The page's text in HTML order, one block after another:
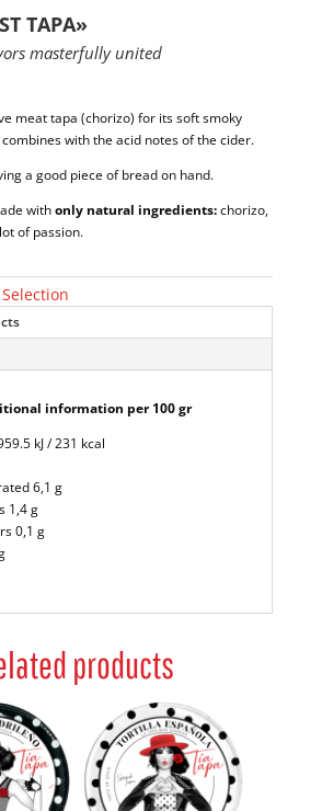
TAPA»
masterfully united
meat tapa (chorizo) for its soft smoky
with the acid notes of the cider.
a good piece of bread on hand.
withonly natural ingredients:chorizo,
of passion.
information per 100 gr
kJ / 231 kcal
6,1 g
1,4 g
0,1 g
products